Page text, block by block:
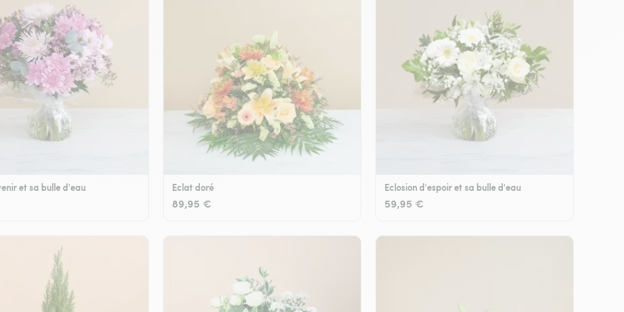
et sa bulle d'eau Eclat doré
89,95 €
Eclosion d'espoir et sa bulle d'eau
59,95 €